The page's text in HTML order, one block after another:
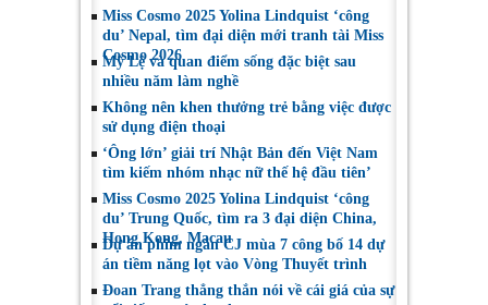
Miss Cosmo 2025 Yolina Lindquist ‘công
du’ Nepal, tìm đại diện mới tranh tài Miss
Cosmo 2026
Mỹ Lệ và quan điểm sống đặc biệt sau
nhiều năm làm nghề
Không nên khen thưởng trẻ bằng việc được
sử dụng điện thoại
‘Ông lớn’ giải trí Nhật Bản đến Việt Nam
tìm kiếm nhóm nhạc nữ thế hệ đầu tiên’
Miss Cosmo 2025 Yolina Lindquist ‘công
du’ Trung Quốc, tìm ra 3 đại diện China,
Hong Kong, Macau
Dự án phim ngắn CJ mùa 7 công bố 14 dự
án tiềm năng lọt vào Vòng Thuyết trình
Đoan Trang thẳng thắn nói về cái giá của sự